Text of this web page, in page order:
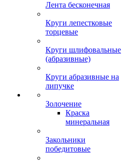
Лента бесконечная
Круги лепестковые
торцевые
Круги шлифовальные
(абразивные)
Круги абразивные на
липучке
Золочение
Краска
минеральная
Закольники
победитовые